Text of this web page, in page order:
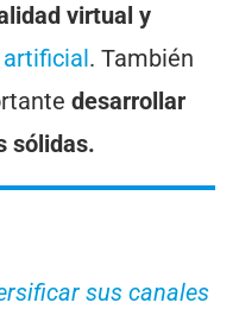
virtual y
. También
desarrollar
sólidas.
sus canales